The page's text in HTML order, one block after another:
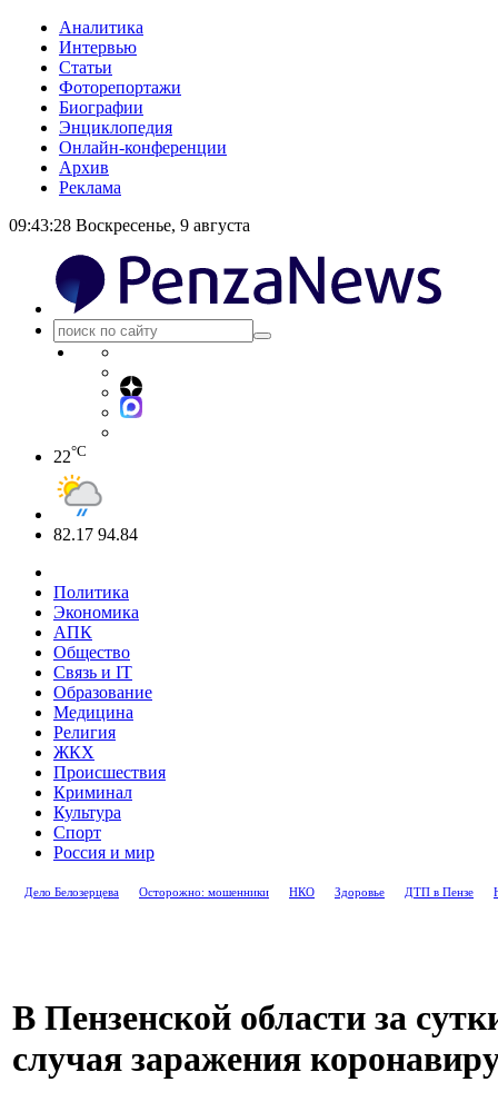
Аналитика
Интервью
Статьи
Фоторепортажи
Биографии
Энциклопедия
Онлайн-конференции
Архив
Реклама
09:43:28 Воскресенье, 9 августа
22°C
82.17 94.84
Политика
Экономика
АПК
Общество
Связь и IT
Образование
Медицина
Религия
ЖКХ
Происшествия
Криминал
Культура
Спорт
Россия и мир
Дело Белозерцева Осторожно: мошенники НКО Здоровье ДТП в Пензе
В Пензенской области за
случая заражения